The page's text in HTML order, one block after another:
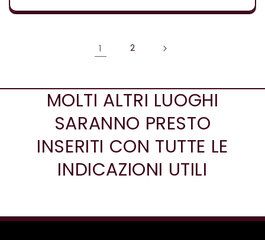
1 2
MOLTI ALTRI LUOGHI
SARANNO PRESTO
INSERITI CON TUTTE LE
INDICAZIONI UTILI